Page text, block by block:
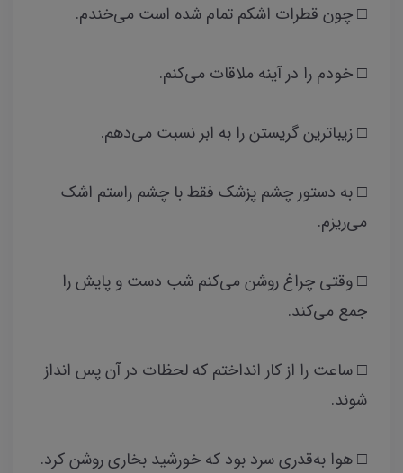
□ چون قطرات اشکم تمام شده است می‌خندم.
□ خودم را در آینه ملاقات می‌کنم.
□ زیباترین گریستن را به ابر نسبت می‌دهم.
□ به دستور چشم پزشک فقط با چشم راستم اشک
می‌ریزم.
□ وقتی چراغ روشن می‌کنم شب دست و پایش را
جمع می‌کند.
□ ساعت را از کار انداختم که لحظات در آن پس انداز
شوند.
□ هوا به‌قدری سرد بود که خورشید بخاری روشن کرد.